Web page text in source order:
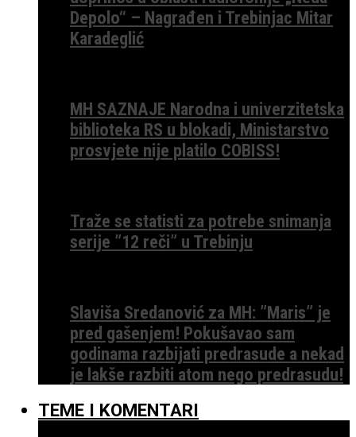
Depolo“ – Nagrađen i Trebinjac Mitar
Karadeglić
MH SAZNAJE Narodna i univerzitetska
biblioteka RS u blokadi, Ministarstvo
prosvjete nije platilo COBISS!
Traže se statisti za potrebe snimanja
serije ”12 reči” u Trebinju
Slaviša Sredanović za MH: ”Maris” je
pred gašenjem! Pokušavao sam
godinama razbijati predrasude a nekad
je lakše razbiti atom nego predrasudu!
TEME I KOMENTARI